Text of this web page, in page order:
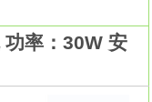
率：30W 安